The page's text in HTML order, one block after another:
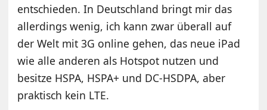
entschieden. In Deutschland bringt mir das
allerdings wenig, ich kann zwar überall auf
der Welt mit 3G online gehen, das neue iPad
wie alle anderen als Hotspot nutzen und
besitze HSPA, HSPA+ und DC-HSDPA, aber
praktisch kein LTE.